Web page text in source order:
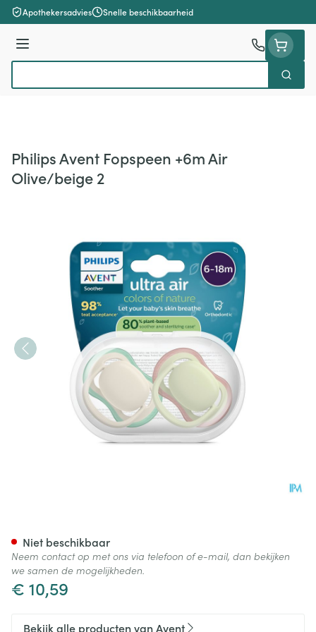
Ga naar de inhoud
Apothekersadvies Snelle beschikbaarheid
Menu
Zoek
Philips Avent Fopspeen +6m Air
Olive/beige 2
€ 10,59
Niet beschikbaar
Neem contact op met ons via telefoon of e-mail, dan bekijken
we samen de mogelijkheden.
Bekijk alle producten van Avent